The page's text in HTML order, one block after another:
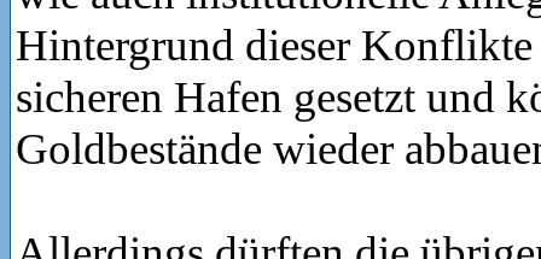
Hintergrund dieser
sicheren Hafen gesetzt und
Goldbestände wieder